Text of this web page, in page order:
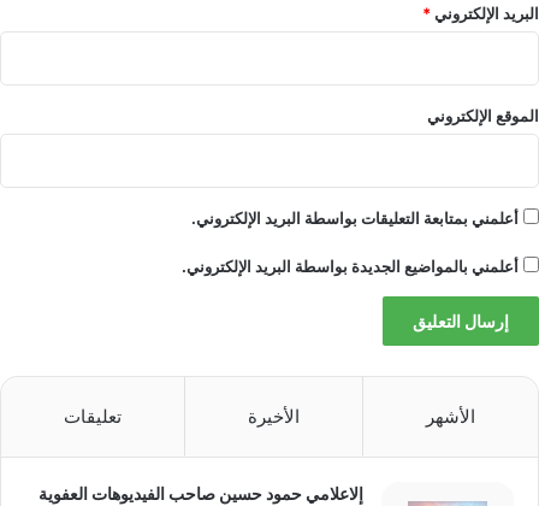
البريد الإلكتروني*
الموقع الإلكتروني
أعلمني بمتابعة التعليقات بواسطة البريد الإلكتروني.
أعلمني بالمواضيع الجديدة بواسطة البريد الإلكتروني.
الأشهر الأخيرة تعليقات
إلاعلامي حمود حسين صاحب الفيديوهات العفوية